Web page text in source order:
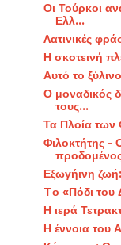
Οι Τούρκοι
Ελλ...
Λατινικές
Η σκοτεινή
Αυτό το
Ο μοναδικός
τους...
Τα Πλοία των
Φιλοκτήτης -
Εξωγήινη
Tο «Πόδι του
Η ιερά
Η έννοια του